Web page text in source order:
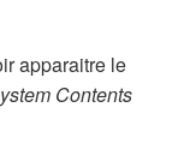
apparaitre le
Contents